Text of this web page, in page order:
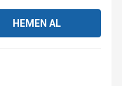
HEMEN AL